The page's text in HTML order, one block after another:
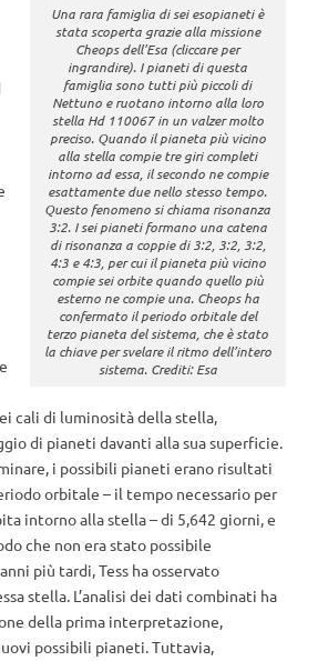
Una rara famiglia di sei esopianeti è
stata scoperta grazie alla missione
Cheops dell’Esa (cliccare per
ingrandire). I pianeti di questa
famiglia sono tutti più piccoli di
Nettuno e ruotano intorno alla loro
stella Hd 110067 in un valzer molto
preciso. Quando il pianeta più vicino
alla stella compie tre giri completi
intorno ad essa, il secondo ne compie
esattamente due nello stesso tempo.
Questo fenomeno si chiama risonanza
3:2. I sei pianeti formano una catena
di risonanza a coppie di 3:2, 3:2, 3:2,
4:3 e 4:3, per cui il pianeta più vicino
compie sei orbite quando quello più
esterno ne compie una. Cheops ha
confermato il periodo orbitale del
terzo pianeta del sistema, che è stato
la chiave per svelare il ritmo dell’intero
sistema. Crediti: Esa
cali di luminosità della stella,
di pianeti davanti alla sua superficie.
i possibili pianeti erano risultati
orbitale – il tempo necessario per
intorno alla stella – di 5,642 giorni, e
che non era stato possibile
più tardi, Tess ha osservato
stella. L’analisi dei dati combinati ha
della prima interpretazione,
possibili pianeti. Tuttavia,